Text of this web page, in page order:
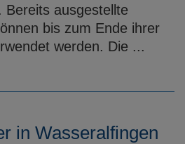
Bereits ausgestellte
bis zum Ende ihrer
werden. Die ...
in Wasseralfingen